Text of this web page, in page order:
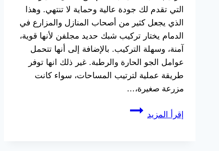
التي تقدم لك جودة عالية وحماية لا تنتهي. وهذا
الذي يجعل كثير من أصحاب المنازل والمزارع في
الدمام يختار تركيب شبك حديد مجلفن لأنها قوية،
آمنة، وسهلة التركيب. بالإضافة إلى أنها تتحمل
عوامل الجو الحارة والرطبة. غير ذلك انها توفر
طريقة عملية لترتيب المساحات، سواء كانت
مزرعة صغيرة،…
إقرأ المزيد
تركيب